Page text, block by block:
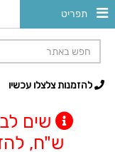
תפריט
להזמנות צלצלו עכשיו
ש"ח, להזמנות